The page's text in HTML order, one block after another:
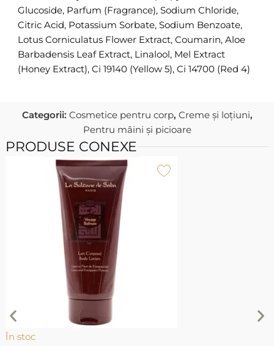
Glucoside, Parfum (Fragrance), Sodium Chloride,
Citric Acid, Potassium Sorbate, Sodium Benzoate,
Lotus Corniculatus Flower Extract, Coumarin, Aloe
Barbadensis Leaf Extract, Linalool, Mel Extract
(Honey Extract), Ci 19140 (Yellow 5), Ci 14700 (Red 4)
Categorii: Cosmetice pentru corp, Creme și loțiuni,
Pentru mâini și picioare
PRODUSE CONEXE
În stoc